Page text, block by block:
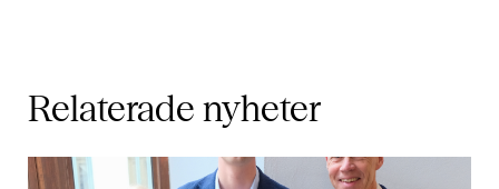
Relaterade nyheter